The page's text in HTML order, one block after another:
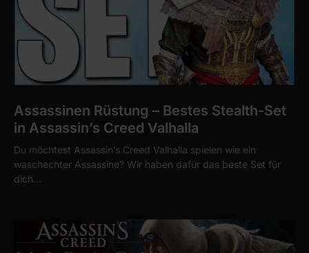
Assassinen Rüstung – Bestes Stealth-Set
in Assassin’s Creed Valhalla
Du möchtest Assassin’s Creed Valhalla spielen wie ein
waschechter Assassine? Wir haben dafür das beste Set für
dich…